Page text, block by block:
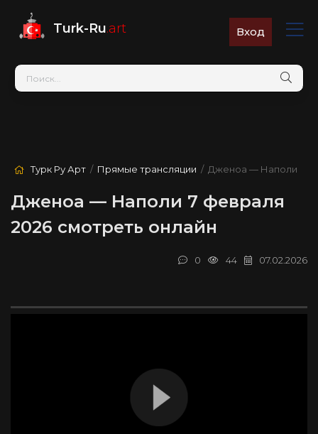
Turk-Ru.art Вход
Турк Ру Арт / Прямые трансляции / Дженоа — Наполи
Дженоа — Наполи 7 февраля
2026 смотреть онлайн
07.02.2026
44
0